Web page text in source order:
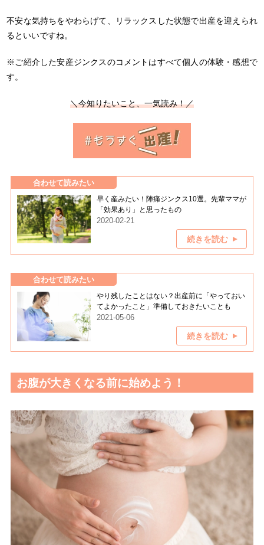
不安な気持ちをやわらげて、リラックスした状態で出産を迎えられ
るといいですね。
※ご紹介した安産ジンクスのコメントはすべて個人の体験・感想で
す。
＼今知りたいこと、一気読み！／
合わせて読みたい
早く産みたい！陣痛ジンクス10選。先輩ママが
「効果あり」と思ったもの
2020-02-21
続きを読む
合わせて読みたい
やり残したことはない？出産前に「やっておい
てよかったこと」準備しておきたいことも
2021-05-06
続きを読む
お腹が大きくなる前に始めよう！